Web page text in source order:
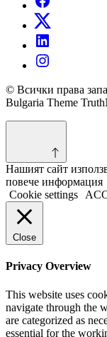
© Всички права
Bulgaria Theme
Нашият сайт
повече информация
Cookie settings
Close
Privacy Overview
This website uses
navigate through the
are categorized as
essential for the